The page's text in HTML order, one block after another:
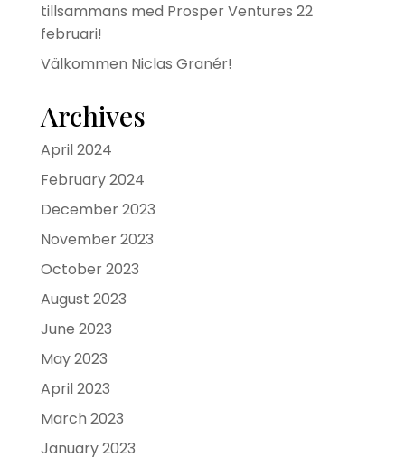
tillsammans med Prosper Ventures 22
februari!
Välkommen Niclas Granér!
Archives
April 2024
February 2024
December 2023
November 2023
October 2023
August 2023
June 2023
May 2023
April 2023
March 2023
January 2023